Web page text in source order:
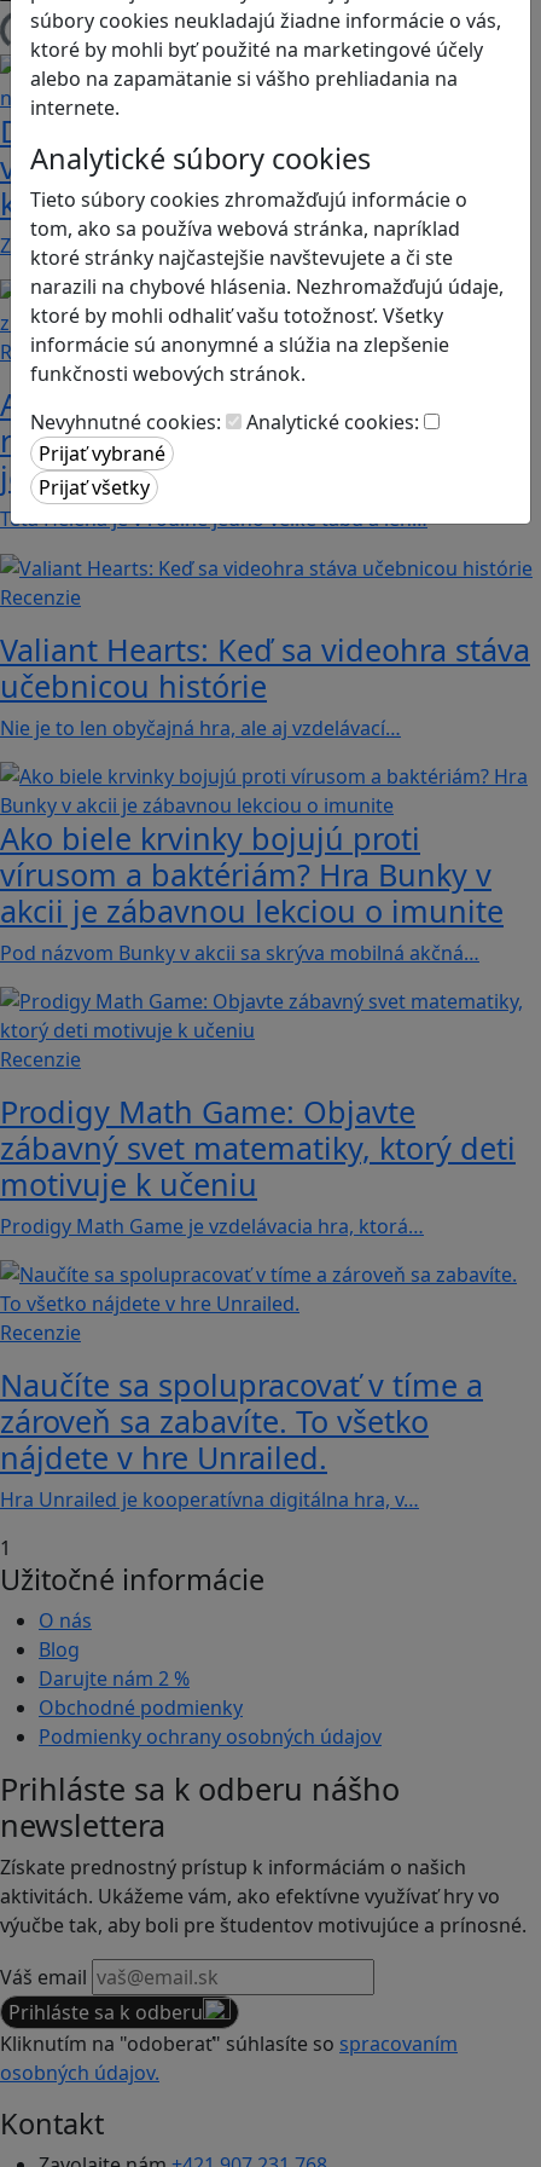
súbory cookies neukladajú žiadne informácie o vás,
ktoré by mohli byť použité na marketingové účely
alebo na zapamätanie si vášho prehliadania na
internete.
Analytické súbory cookies
Tieto súbory cookies zhromažďujú informácie o
tom, ako sa používa webová stránka, napríklad
ktoré stránky najčastejšie navštevujete a či ste
narazili na chybové hlásenia. Nezhromažďujú údaje,
ktoré by mohli odhaliť vašu totožnosť. Všetky
informácie sú anonymné a slúžia na zlepšenie
funkčnosti webových stránok.
Nevyhnutné cookies:
Analytické cookies:
Načítam blogy
Dobrodružstvá Mimi a Lízy vo
videohre? Dvojica neoddeliteľných
kamarátok už aj ako herné postavy
Značku Mimi a Líza by sme mohli označiť priam za…
Recenzie
Ako ovplyvnil komunistický režim
rodinné vzťahy? To zistíte v hre „Kto
je Helena?“.
Teta Helena je v rodine jedno veľké tabu a len…
Recenzie
Valiant Hearts: Keď sa videohra stáva
učebnicou histórie
Nie je to len obyčajná hra, ale aj vzdelávací…
Ako biele krvinky bojujú proti
vírusom a baktériám? Hra Bunky v
akcii je zábavnou lekciou o imunite
Pod názvom Bunky v akcii sa skrýva mobilná akčná…
Recenzie
Prodigy Math Game: Objavte
zábavný svet matematiky, ktorý deti
motivuje k učeniu
Prodigy Math Game je vzdelávacia hra, ktorá…
Recenzie
Naučíte sa spolupracovať v tíme a
zároveň sa zabavíte. To všetko
nájdete v hre Unrailed.
Hra Unrailed je kooperatívna digitálna hra, v…
1
Užitočné informácie
O nás
Blog
Darujte nám 2 %
Obchodné podmienky
Podmienky ochrany osobných údajov
Prihláste sa k odberu nášho
newslettera
Získate prednostný prístup k informáciám o našich
aktivitách. Ukážeme vám, ako efektívne využívať hry vo
výučbe tak, aby boli pre študentov motivujúce a prínosné.
Váš email
Prihláste sa k odberu
Kliknutím na "odoberať" súhlasíte so spracovaním
osobných údajov.
Kontakt